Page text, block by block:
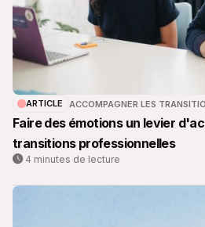
ARTICLE ACCOMPAGNER LES
Faire des émotions un levier
transitions professionnelles
4 minutes de lecture